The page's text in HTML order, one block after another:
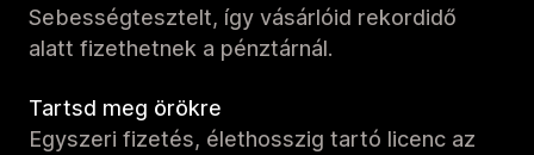
Sebességtesztelt, így vásárlóid rekordidő
alatt fizethetnek a pénztárnál.
Tartsd meg örökre
Egyszeri fizetés, élethosszig tartó licenc az